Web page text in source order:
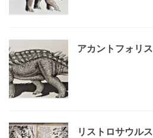
アカントフォリス
リストロサウルス